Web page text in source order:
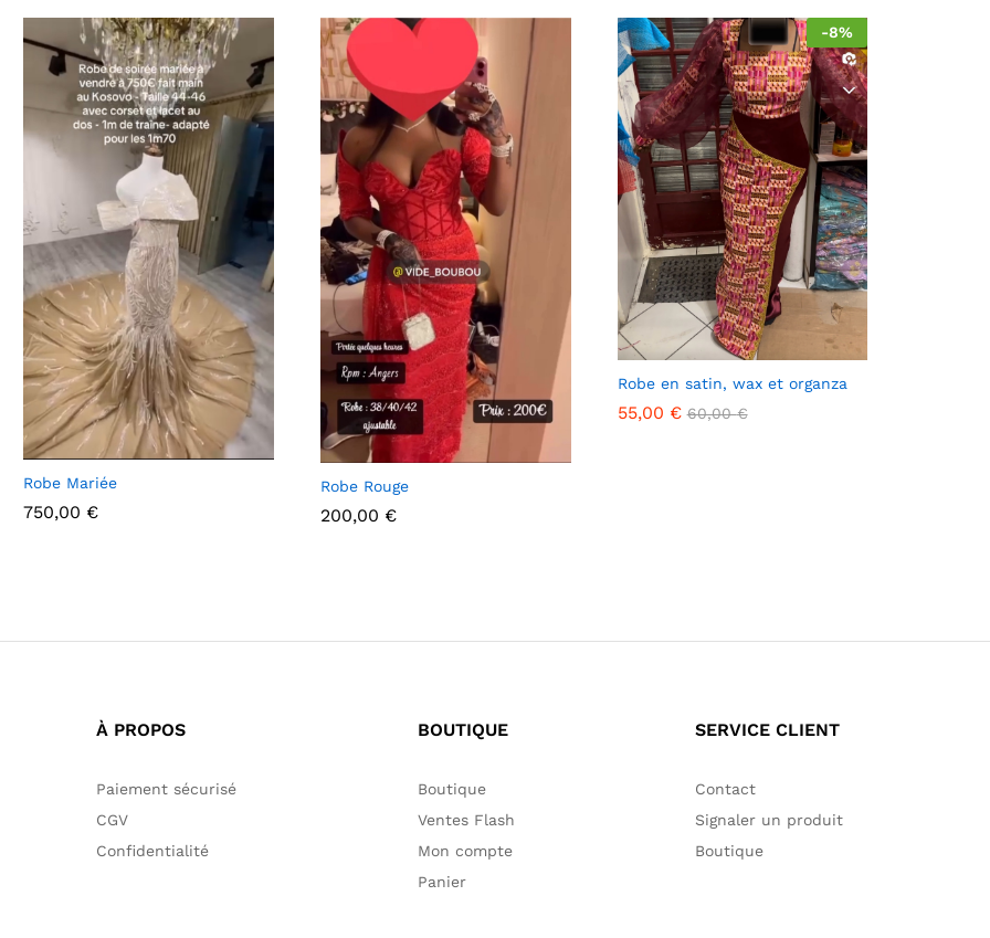
Robe Mariée
750,00 €
Robe Rouge
200,00 €
-8%
Robe en satin, wax et organza
55,00 € 60,00€
À PROPOS
Paiement sécurisé
CGV
Confidentialité
BOUTIQUE
Boutique
Ventes Flash
Mon compte
Panier
SERVICE CLIENT
Contact
Signaler un produit
Boutique